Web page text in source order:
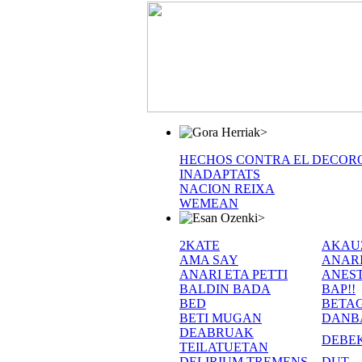
>
HECHOS CONTRA EL
INADAPTATS
NACION REIXA
WEMEAN
>
2KATE
AMA SAY
ANARI ETA PETTI
BALDIN BADA
BAP!!
BED
BETI MUGAN
DEABRUAK
TEILATUETAN